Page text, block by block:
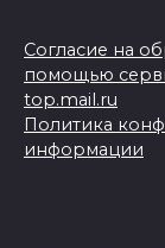
Согласие на
помощью
top.mail.ru
Политика
информации